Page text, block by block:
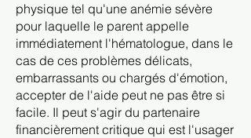
physique tel qu'une anémie sévère
pour laquelle le parent appelle
immédiatement l'hématologue, dans le
cas de ces problèmes délicats,
embarrassants ou chargés d'émotion,
accepter de l'aide peut ne pas être si
facile. Il peut s'agir du partenaire
financièrement critique qui est l'usager